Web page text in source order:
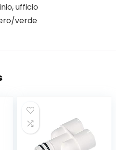
ufficio
verde